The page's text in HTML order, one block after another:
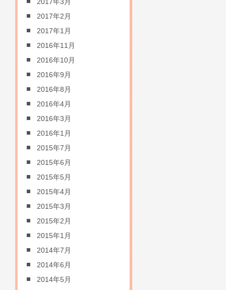
2017年3月
2017年2月
2017年1月
2016年11月
2016年10月
2016年9月
2016年8月
2016年4月
2016年3月
2016年1月
2015年7月
2015年6月
2015年5月
2015年4月
2015年3月
2015年2月
2015年1月
2014年7月
2014年6月
2014年5月